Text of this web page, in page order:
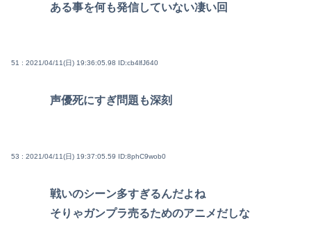
ある事を何も発信していない凄い回
51 : 2021/04/11(日) 19:36:05.98 ID:cb4lfJ640
声優死にすぎ問題も深刻
53 : 2021/04/11(日) 19:37:05.59 ID:8phC9wob0
戦いのシーン多すぎるんだよね
そりゃガンプラ売るためのアニメだしな